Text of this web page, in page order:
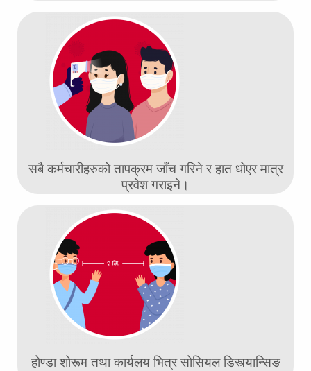
सबै कर्मचारीहरुको तापक्रम जाँच गरिने र हात धोएर मात्र
प्रवेश गराइने।
होण्डा शोरूम तथा कार्यलय भित्र सोसियल डिस्त्यान्सिङ